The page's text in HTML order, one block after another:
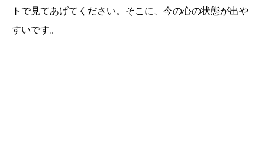
トで見てあげてください。そこに、今の心の状態が出や
すいです。